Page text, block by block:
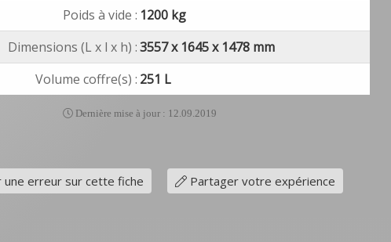
Poids à vide : 1200 kg
Dimensions (L x l x h) :3557 x 1645 x 1478 mm
Volume coffre(s) : 251 L
Dernière mise à jour : 12.09.2019
une erreur sur cette fiche Partager votre expérience